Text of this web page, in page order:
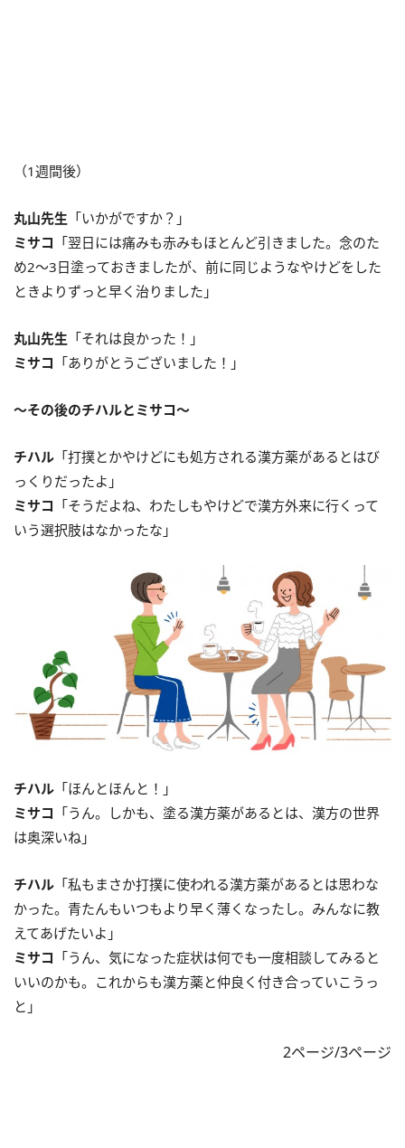
（1週間後）
丸山先生 「いかがですか？」
ミサコ 「翌日には痛みも赤みもほとんど引きました。念のた
め2～3日塗っておきましたが、前に同じようなやけどをした
ときよりずっと早く治りました」
丸山先生 「それは良かった！」
ミサコ 「ありがとうございました！」
～その後のチハルとミサコ～
チハル 「打撲とかやけどにも処方される漢方薬があるとはび
っくりだったよ」
ミサコ 「そうだよね、わたしもやけどで漢方外来に行くって
いう選択肢はなかったな」
チハル 「ほんとほんと！」
ミサコ 「うん。しかも、塗る漢方薬があるとは、漢方の世界
は奥深いね」
チハル 「私もまさか打撲に使われる漢方薬があるとは思わな
かった。青たんもいつもより早く薄くなったし。みんなに教
えてあげたいよ」
ミサコ 「うん、気になった症状は何でも一度相談してみると
いいのかも。これからも漢方薬と仲良く付き合っていこうっ
と」
2ページ/3ページ